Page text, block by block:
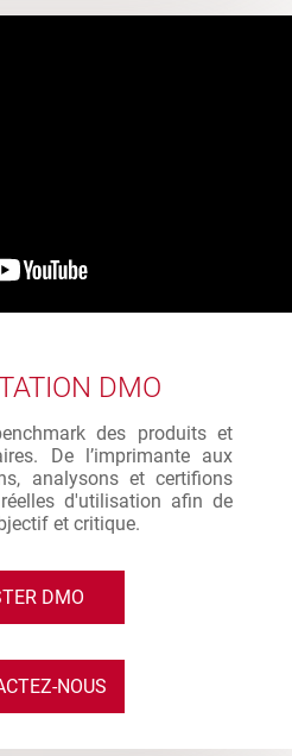
DMO
des produits et
De l’imprimante aux
analysons et certifions
d'utilisation afin de
et critique.
DMO
NOUS